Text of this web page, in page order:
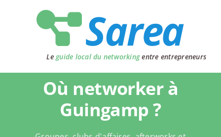
Le guide local du networkingentre entrepreneurs
Où networker à
Guingamp ?